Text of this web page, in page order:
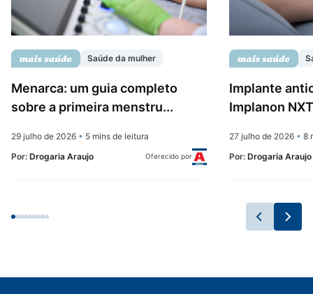
Saúde da mulher
Menarca: um guia completo
sobre a primeira menstru...
29 julho de 2026 • 5 mins de leitura
Por: Drogaria Araujo Oferecido por
Implante
Implanon
27 julho de 2026 • 8
Por: Drogaria Araujo